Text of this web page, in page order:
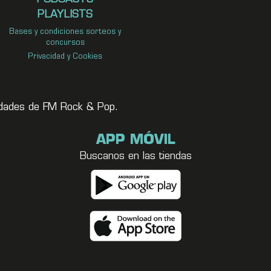
PLAYLISTS
Bases y condiciones sorteos y
concursos
Privacidad y Cookies
de FM Rock & Pop.
APP MÓVIL
Buscanos en las tiendas